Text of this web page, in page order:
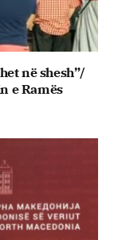
në shesh”/
e Ramës